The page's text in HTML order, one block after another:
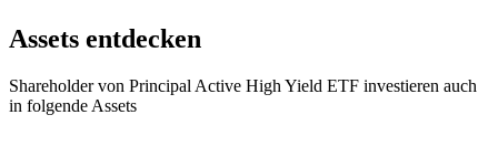
Assets entdecken
Shareholder von Principal Active High Yield ETF investieren auch
in folgende Assets